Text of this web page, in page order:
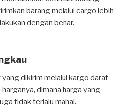
barang melalui cargo lebih
dengan benar.
yang dikirim melalui kargo darat
dimana harga yang
tidak terlalu mahal.